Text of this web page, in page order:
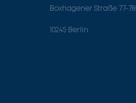
Boxhagener Straße 77-78
10245 Berlin